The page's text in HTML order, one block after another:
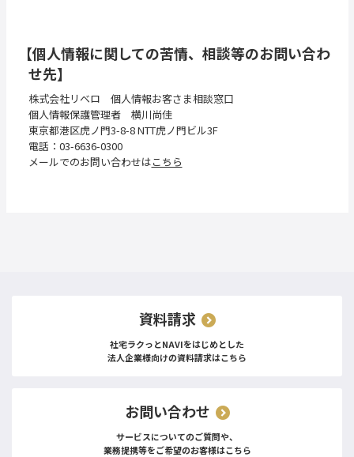
【個人情報に関しての苦情、相談等のお問い合わ
せ先】
株式会社リベロ 個人情報お客さま相談窓口
個人情報保護管理者 横川尚佳
東京都港区虎ノ門3-8-8 NTT虎ノ門ビル3F
電話：03-6636-0300
メールでのお問い合わせはこちら
資料請求
社宅ラクっとNAVIをはじめとした
法人企業様向けの資料請求はこちら
お問い合わせ
サービスについてのご質問や、
業務提携等をご希望のお客様はこちら